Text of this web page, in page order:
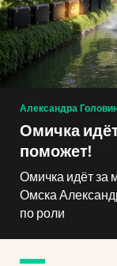
Александра
Омичка
поможет!
Омичка идёт за
Омска
по роли